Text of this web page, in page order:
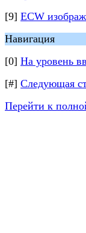
[9] ECW
Навигация
[0] На уровень
[#] Следующая
Перейти к